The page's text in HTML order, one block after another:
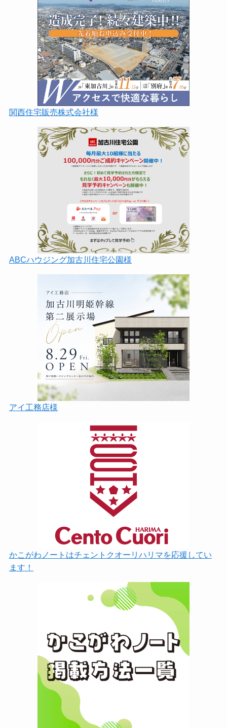
関西住宅販売株式会社様
ABCハウジング加古川住宅公園様
アイ工務店様
かこがわノートはチェントクオーリハリマを応援してい
ます！